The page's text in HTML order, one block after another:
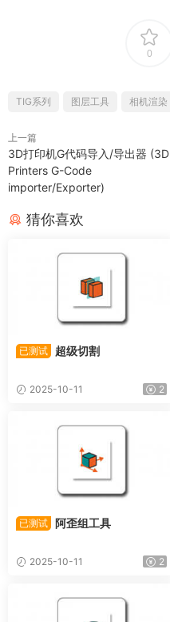
0
TIG系列 图层工具 相机渲染
上一篇
3D打印机G代码导入/导出器 (3D
Printers G-Code
importer/Exporter)
猜你喜欢
已测试 超级切割
2025-10-11 2
已测试 阿歪组工具
2025-10-11 2